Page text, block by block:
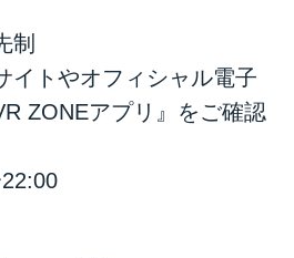
制
トやオフィシャル電子
ZONEアプリ』をご確認